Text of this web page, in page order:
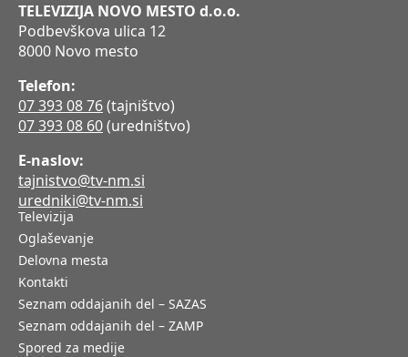
TELEVIZIJA NOVO MESTO d.o.o.
Podbevškova ulica 12
8000 Novo mesto
Telefon:
07 393 08 76(tajništvo)
07 393 08 60(uredništvo)
E-naslov:
tajnistvo@tv-nm.si
uredniki@tv-nm.si
Televizija
Oglaševanje
Delovna mesta
Kontakti
Seznam oddajanih del – SAZAS
Seznam oddajanih del – ZAMP
Spored za medije